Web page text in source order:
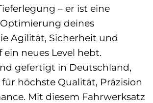
– er ist eine
deines
Agilität, Sicherheit und
ein neues Level hebt.
gefertigt in Deutschland,
höchste Qualität, Präzision
Mit diesem Fahrwerksatz